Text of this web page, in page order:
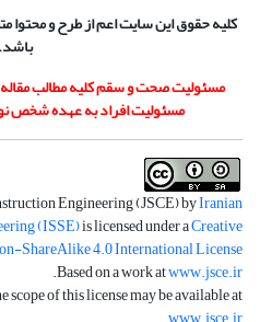
کلیه حقوق این سایت اعم از طرح و محتوا
باشد.
مسئولیت صحت و سقم کلیه مطالب مقاله
مسئولیت افراد به عهده شخص
Engineering (JSCE) byIranian
(ISSE)is licensed under aCreative
ShareAlike 4.0 International License
Based on a work atwww.jsce.ir
.
scope of this license may be available at